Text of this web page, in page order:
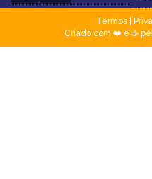
Termos|
Criado com ❤️ e ☕